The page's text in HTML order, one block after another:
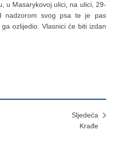
u Masarykovoj ulici, na ulici, 29-
nadzorom svog psa te je pas
ozlijedio. Vlasnici će biti izdan
Sljedeća
Krađe